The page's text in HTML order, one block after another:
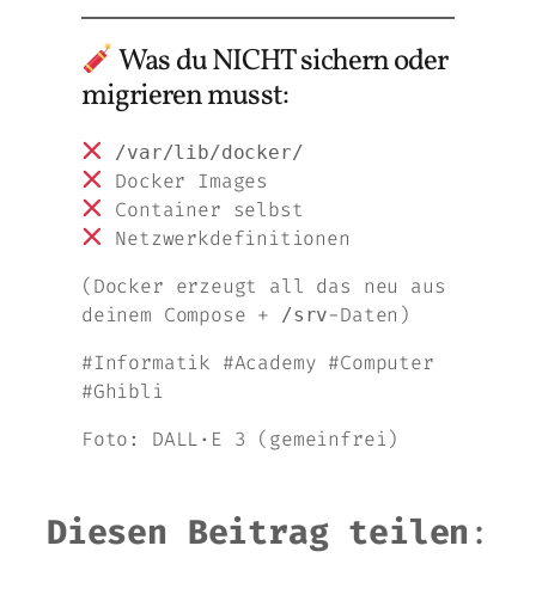
Was du NICHT sichern oder
migrieren musst:
/var/lib/docker/
Docker Images
Container selbst
Netzwerkdefinitionen
(Docker erzeugt all das neu aus
deinem Compose +
/srv-Daten)
#Informatik #Academy #Computer
#Ghibli
Foto: DALL·E 3 (gemeinfrei)
Diesen Beitrag teilen :